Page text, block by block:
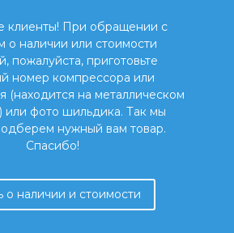
клиенты! При обращении с
о наличии или стоимости
пожалуйста, приготовьте
номер компрессора или
(находится на металлическом
или фото шильдика. Так мы
нужный вам товар.
Спасибо!
о наличии и стоимости